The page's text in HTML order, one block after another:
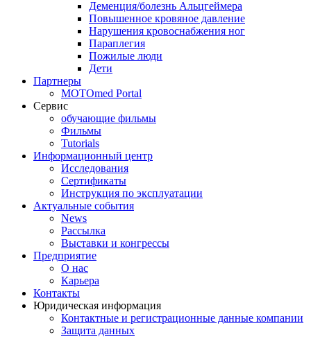
Деменция/болезнь Альцгеймера
Повышенное кровяное давление
Нарушения кровоснабжения ног
Параплегия
Пожилые люди
Дети
Партнеры
MOTOmed Portal
Сервис
обучающие фильмы
Фильмы
Tutorials
Информационный центр
Исследования
Сертификаты
Инструкция по эксплуатации
Актуальные события
News
Рассылка
Выставки и конгрессы
Предприятие
О нас
Карьера
Контакты
Юридическая информация
Контактные и регистрационные данные компании
Защита данных